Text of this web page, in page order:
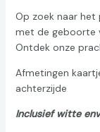
Op zoek naar
met de geboorte
Ontdek onze
Afmetingen
achterzijde
Inclusief witte